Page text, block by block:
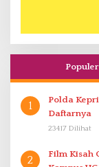
Populer
1
Polda
Daftarnya
23417 Dilihat
2
Film Kisah